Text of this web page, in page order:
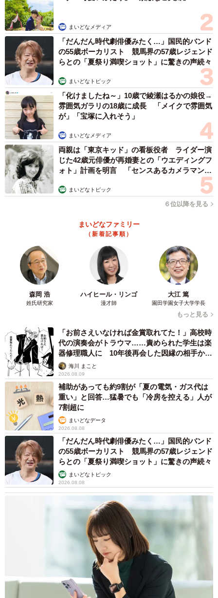
て作ってくれて具沢山で栄養も取れて美味しかったです。
同じく出汁で作った煮物とかも…」と話します。
3/7
20kgものダイエットに成功し結婚式を迎える/吉田さん（@japan.torus）
提供
大幅な減量によって予想外のハプニングも
努力の結果、20kgの減量に成功した吉田さん。体重の変化
とともに顔まわりの脂肪が落ちて”目が二重になる”という劇
的な変貌を遂げ、周囲の反応は一変したそう。妻の友人か
らは「誰？整形？彼氏変えた？」と驚きの声が上がるほ
まいどなメディア
「だんだん時代劇俳優みたく…」国民的バンド
の55歳ボーカリスト 競馬界の57歳レジェンド
らとの「夏祭り満喫ショット」に驚きの声続々
まいどなトピック
「化けましたね～」10歳で綾瀬はるかの娘役→
雰囲気ガラリの18歳に成長 「メイクで雰囲気
が」「宝塚に入れそう」
まいどなメディア
両親は「東京キッド」の看板役者 ライダー演
じた42歳元俳優が再婚妻との「ウエディングフ
ォト」計画を明言 「センスあるカメラマン求
まいどなトピック
６位以降を見る
まいどなファミリー
（新着記事順）
森岡 浩
姓氏研究家
ハイヒール・リンゴ
漫才師
大江 篤
園田学園女子大学学長
もっと見る
「お前さえいなければ金賞取れてた！」高校時
代の演奏会がトラウマ……責められた学生は楽
器修理職人に 10年後再会した因縁の相手から
思わぬ申し出【漫画】
海川 まこと
2026.08.09
補助があっても約9割が「夏の電気・ガス代は
重い」と回答…猛暑でも「冷房を控える」人が
7割超に
まいどなデータ
2026.08.08
「だんだん時代劇俳優みたく…」国民的バンド
の55歳ボーカリスト 競馬界の57歳レジェンド
らとの「夏祭り満喫ショット」に驚きの声続々
まいどなトピック
2026.08.08